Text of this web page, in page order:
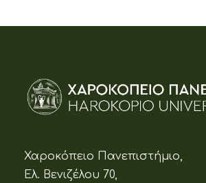
Χαροκόπειο Πανεπιστήμιο,
Ελ. Βενιζέλου 70,